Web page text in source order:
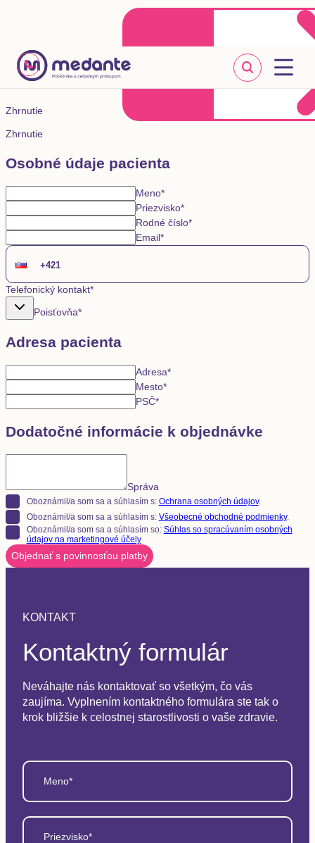
Klientske centrum
+421 2 20 302 303
Zhrnutie
Zhrnutie
Osobné údaje pacienta
Meno*
Priezvisko*
Rodné číslo*
Email*
Telefonický kontakt*
Poisťovňa*
Adresa pacienta
Adresa*
Mesto*
PSČ*
Dodatočné informácie k objednávke
Správa
Oboznámil/a som sa a súhlasím s: Ochrana osobných údajov.
Oboznámil/a som sa a súhlasím s: Všeobecné obchodné podmienky.
Oboznámil/a som sa a súhlasím so: Súhlas so spracúvaním osobných
údajov na marketingové účely
Objednať s povinnosťou platby
KONTAKT
Kontaktný formulár
Neváhajte nás kontaktovať so všetkým, čo vás
zaujíma. Vyplnením kontaktného formulára ste tak o
krok bližšie k celostnej starostlivosti o vaše zdravie.
Meno*
Priezvisko*